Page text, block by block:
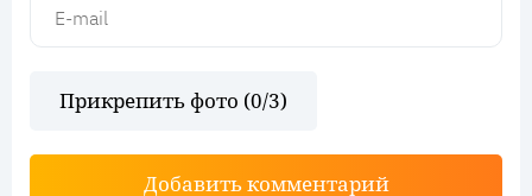
Прикрепить фото (0/3)
Добавить комментарий